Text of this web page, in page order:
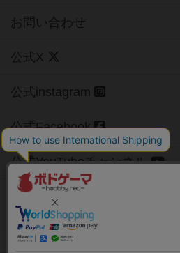
お問い合わせ
公式X
公式instagram
公式Facebook
公式YouTubeチャンネル